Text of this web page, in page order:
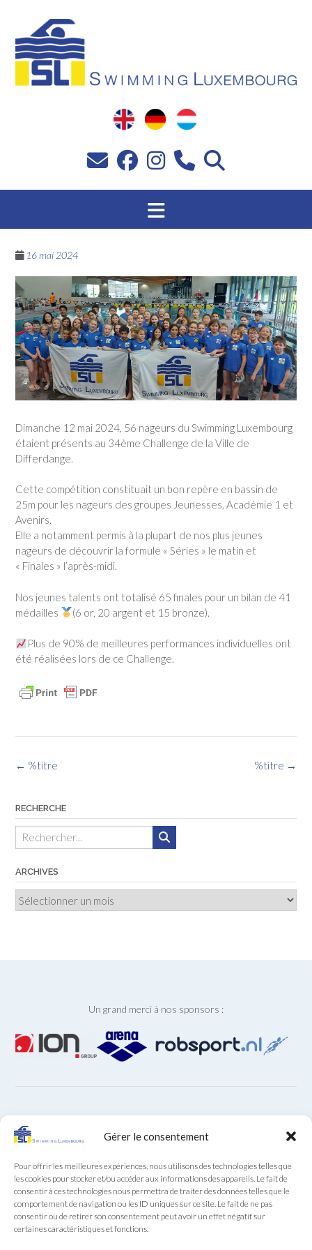
Gérer le consentement
Pour offrir les meilleures expériences, nous utilisons des technologies telles que
les cookies pour stocker et/ou accéder aux informations des appareils. Le fait de
consentir à ces technologies nous permettra de traiter des données telles que le
comportement de navigation ou les ID uniques sur ce site. Le fait de ne pas
consentir ou de retirer son consentement peut avoir un effet négatif sur
certaines caractéristiques et fonctions.
contenu
16 mai 2024
Dimanche 12 mai 2024, 56 nageurs du Swimming Luxembourg
étaient présents au 34ème Challenge de la Ville de
Differdange.
Cette compétition constituait un bon repère en bassin de
25m pour les nageurs des groupes Jeunesses, Académie 1 et
Avenirs.
Elle a notamment permis à la plupart de nos plus jeunes
nageurs de découvrir la formule « Séries » le matin et
« Finales » l’après-midi.
Nos jeunes talents ont totalisé 65 finales pour un bilan de 41
médailles
(6 or, 20 argent et 15 bronze).
Plus de 90% de meilleures performances individuelles ont
été réalisées lors de ce Challenge.
Navigation
%titre →
← %titre
RECHERCHE
ARCHIVES
Archives
Un grand merci à nos sponsors :
ARCHIVES